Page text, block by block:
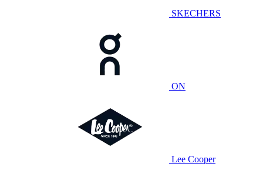
SKECHERS
ON
Lee Cooper